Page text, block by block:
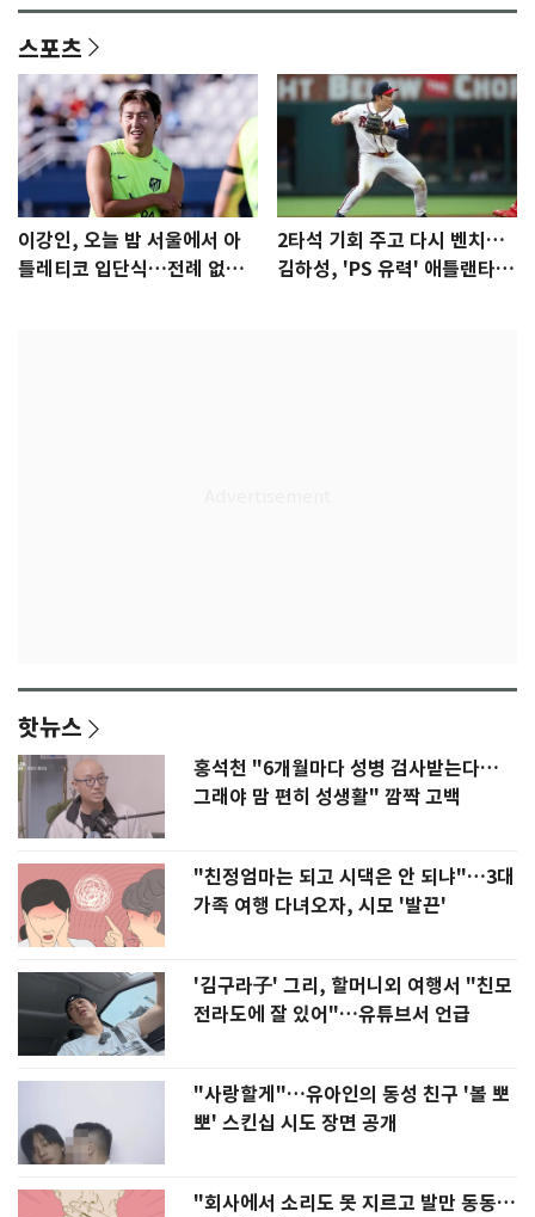
스포츠
이강인, 오늘 밤 서울에서 아
틀레티코 입단식…전례 없는
2타석 기회 주고 다시 벤치…
김하성, 'PS 유력' 애틀랜타에
핫뉴스
홍석천 "6개월마다 성병 검사받는다…
그래야 맘 편히 성생활" 깜짝 고백
"친정엄마는 되고 시댁은 안 되냐"…3대
가족 여행 다녀오자, 시모 '발끈'
'김구라子' 그리, 할머니외 여행서 "친모
전라도에 잘 있어"…유튜브서 언급
"사랑할게"…유아인의 동성 친구 '볼 뽀
뽀' 스킨십 시도 장면 공개
"회사에서 소리도 못 지르고 발만 동동…